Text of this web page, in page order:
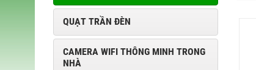
QUẠT TRẦN ĐÈN
CAMERA WIFI THÔNG MINH TRONG
NHÀ